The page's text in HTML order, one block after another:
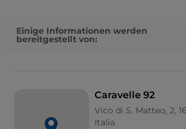
Einige Informationen werden
bereitgestellt von:
Caravelle 92
Vico di S. Matteo, 2,
Italia